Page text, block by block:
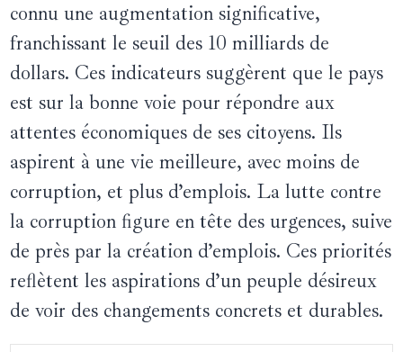
connu une augmentation significative,
franchissant le seuil des 10 milliards de
dollars. Ces indicateurs suggèrent que le pays
est sur la bonne voie pour répondre aux
attentes économiques de ses citoyens. Ils
aspirent à une vie meilleure, avec moins de
corruption, et plus d’emplois. La lutte contre
la corruption figure en tête des urgences, suive
de près par la création d’emplois. Ces priorités
reflètent les aspirations d’un peuple désireux
de voir des changements concrets et durables.